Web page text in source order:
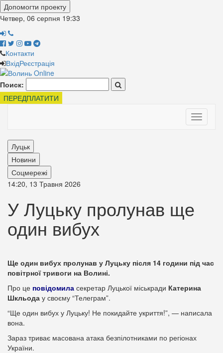
Допомогти проекту
Четвер, 06 серпня 19:33
Контакти
ВхідРеєстрація
Поиск:
ПЕРЕДПЛАТИТИ
Toggle
Луцьк
Новини
Соцмережі
14:20, 13 Травня 2026
У Луцьку пролунав ще
один вибух
Ще один вибух пролунав у Луцьку після 14 години під час
повітрної тривоги на Волині.
Про це повідомила секретар Луцької міськради Катерина
Шкльода у своєму “Телеграм”.
“Ще один вибух у Луцьку! Не покидайте укриття!”, — написала
вона.
Зараз триває масована атака безпілотниками по регіонах
України.